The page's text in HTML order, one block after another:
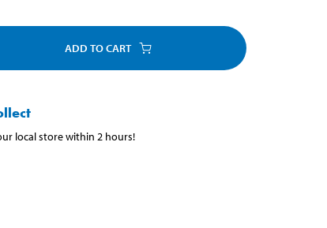
ADD TO CART
local store within 2 hours!